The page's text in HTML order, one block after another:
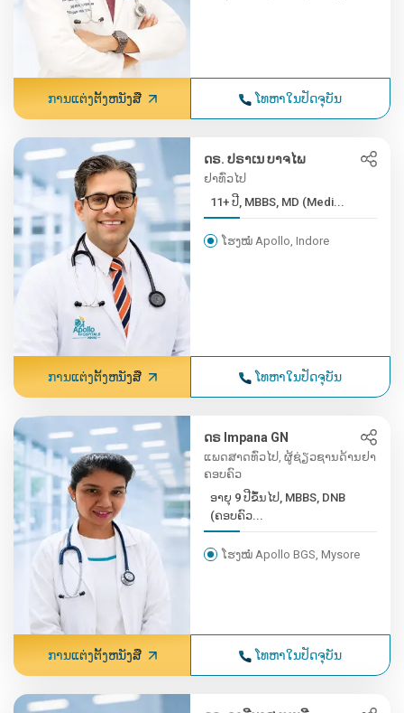
ການແຕ່ງຕັ້ງຫນັງສື ໂທຫາໃນປັດຈຸບັນ
ດຣ. ປຣາເນ ບາຈໄພ
ຢາທົ່ວໄປ
11+ ປີ, MBBS, MD (Medi...
ໂຮງໝໍ Apollo, Indore
ການແຕ່ງຕັ້ງຫນັງສື ໂທຫາໃນປັດຈຸບັນ
ດຣ Impana GN
ແພດສາດທົ່ວໄປ, ຜູ້ຊ່ຽວຊານດ້ານຢາ
ຄອບຄົວ
ອາຍຸ 9 ປີຂຶ້ນໄປ, MBBS, DNB
(ຄອບຄົວ...
ໂຮງໝໍ Apollo BGS, Mysore
ການແຕ່ງຕັ້ງຫນັງສື ໂທຫາໃນປັດຈຸບັນ